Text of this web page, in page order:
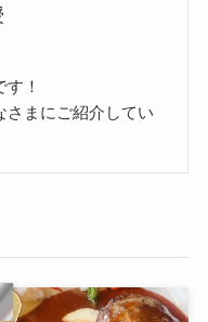
！
さまにご紹介してい